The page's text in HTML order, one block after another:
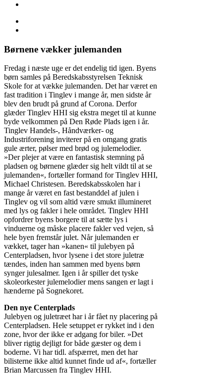
Børnene vækker julemanden
Fredag i næste uge er det endelig tid igen. Byens
børn samles på Beredskabsstyrelsen Teknisk
Skole for at vække julemanden. Det har været en
fast tradition i Tinglev i mange år, men sidste år
blev den brudt på grund af Corona. Derfor
glæder Tinglev HHI sig ekstra meget til at kunne
byde velkommen på Den Røde Plads igen i år.
Tinglev Handels-, Håndværker- og
Industriforening inviterer på en omgang gratis
gule ærter, pølser med brød og julemelodier.
»Der plejer at være en fantastisk stemning på
pladsen og børnene glæder sig helt vildt til at se
julemanden«, fortæller formand for Tinglev HHI,
Michael Christesen. Beredskabsskolen har i
mange år været en fast bestanddel af julen i
Tinglev og vil som altid være smukt illumineret
med lys og fakler i hele området. Tinglev HHI
opfordrer byens borgere til at sætte lys i
vinduerne og måske placere fakler ved vejen, så
hele byen fremstår julet. Når julemanden er
vækket, tager han »kanen« til julebyen på
Centerpladsen, hvor lysene i det store juletræ
tændes, inden han sammen med byens børn
synger julesalmer. Igen i år spiller det tyske
skoleorkester julemelodier mens sangen er lagt i
hænderne på Sognekoret.
Den nye Centerplads
Julebyen og juletræet har i år fået ny placering på
Centerpladsen. Hele setuppet er rykket ind i den
zone, hvor der ikke er adgang for biler. »Det
bliver rigtig dejligt for både gæster og dem i
boderne. Vi har tidl. afspærret, men det har
bilisterne ikke altid kunnet finde ud af«, fortæller
Brian Marcussen fra Tinglev HHI.